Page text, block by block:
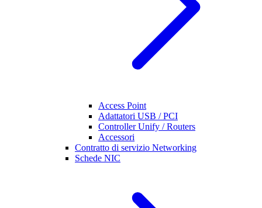
Access Point
Adattatori USB / PCI
Controller Unify / Routers
Accessori
Contratto di servizio Networking
Schede NIC